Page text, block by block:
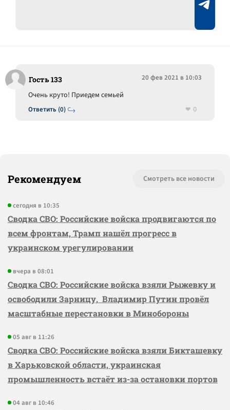
Гость 133 20 фев 2021 в 10:03
Ответить (0)
Очень круто! Приедем семьей
0
Рекомендуем Смотреть все новости
сегодня в 10:35
Сводка СВО: Российские войска продвигаются по
всем фронтам, Трамп нашёл прогресс в
украинском урегулировании
вчера в 08:01
Сводка СВО: Российские войска взяли Рыжевку и
освободили Зарницу, Владимир Путин провёл
масштабные перестановки в Минобороны
05 авг в 11:26
Сводка СВО: Российские войска взяли Бикташевку
в Харьковской области, украинская
промышленность встаёт из-за остановки портов
04 авг в 10:46